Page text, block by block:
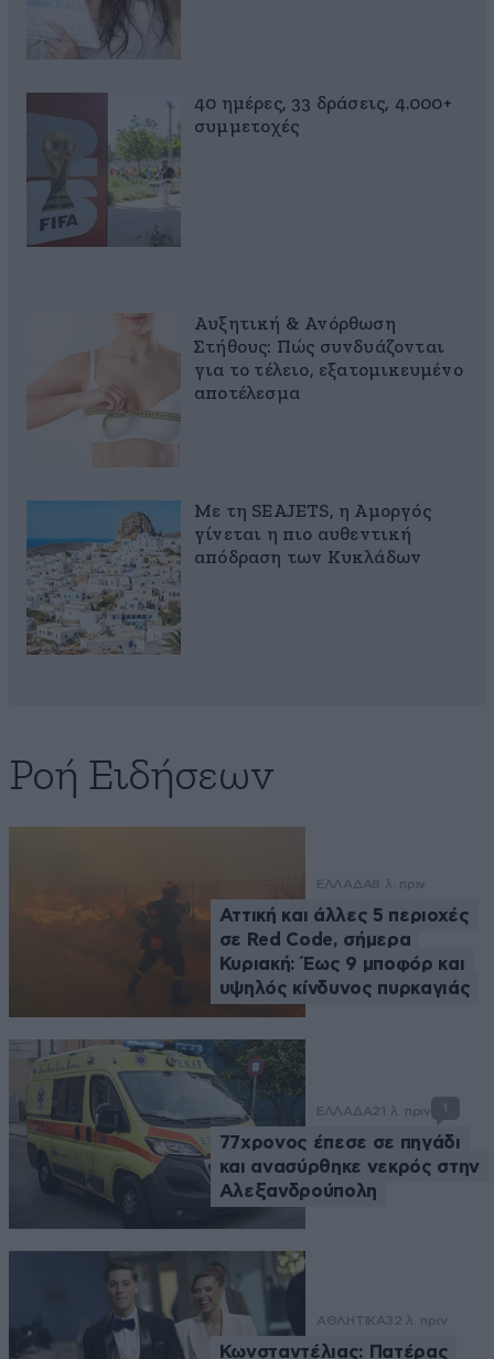
40 ημέρες, 33 δράσεις, 4.000+
συμμετοχές
Αυξητική & Ανόρθωση
Στήθους: Πώς συνδυάζονται
για το τέλειο, εξατομικευμένο
αποτέλεσμα
Με τη SEAJETS, η Αμοργός
γίνεται η πιο αυθεντική
απόδραση των Κυκλάδων
Ροή Ειδήσεων
ΕΛΛΑΔΑ8 λ. πριν
Αττική και άλλες 5 περιοχές
σε Red Code, σήμερα
Κυριακή: Έως 9 μποφόρ και
υψηλός κίνδυνος πυρκαγιάς
ΕΛΛΑΔΑ21 λ. πριν 1
77χρονος έπεσε σε πηγάδι
και ανασύρθηκε νεκρός στην
Αλεξανδρούπολη
ΑΘΛΗΤΙΚΑ32 λ. πριν
Κωνσταντέλιας: Πατέρας